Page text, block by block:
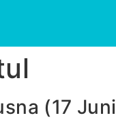
(17 Juni